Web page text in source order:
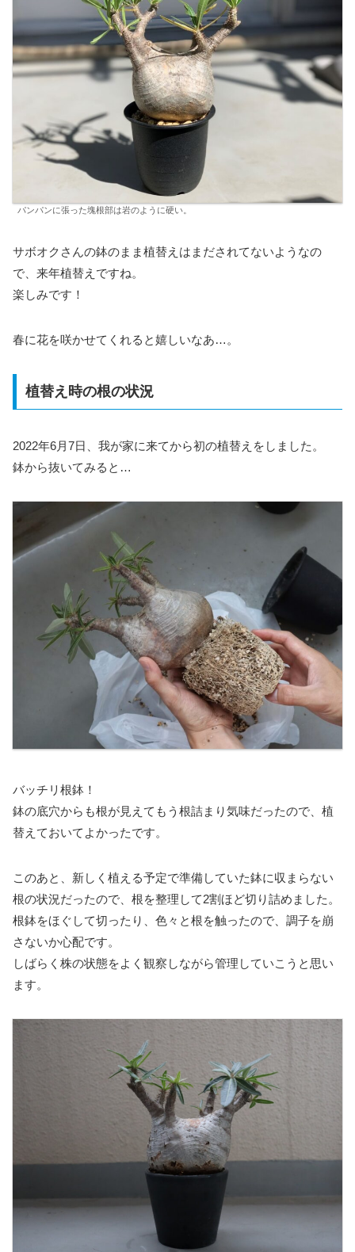
パンパンに張った塊根部は岩のように硬い。
サボオクさんの鉢のまま植替えはまだされてないようなの
で、来年植替えですね。
楽しみです！
春に花を咲かせてくれると嬉しいなあ…。
植替え時の根の状況
2022年6月7日、我が家に来てから初の植替えをしました。
鉢から抜いてみると…
バッチリ根鉢！
鉢の底穴からも根が見えてもう根詰まり気味だったので、植
替えておいてよかったです。
このあと、新しく植える予定で準備していた鉢に収まらない
根の状況だったので、根を整理して2割ほど切り詰めました。
根鉢をほぐして切ったり、色々と根を触ったので、調子を崩
さないか心配です。
しばらく株の状態をよく観察しながら管理していこうと思い
ます。